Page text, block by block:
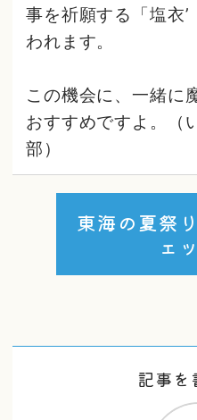
事を祈願する「塩衣
われます。
この機会に、一緒に
おすすめですよ。（
部）
東海の夏祭
ェ
記事を